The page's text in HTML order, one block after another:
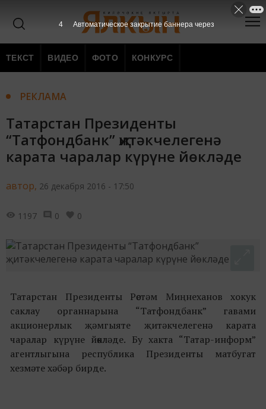
ТЕКСТ ВИДЕО ФОТО КОНКУРС
РЕКЛАМА
Татарстан Президенты
“Татфондбанк” җитәкчелегенә
карата чаралар күрүне йөкләде
автор, 26 декабря 2016 - 17:50
1197 0 0
Татарстан Президенты Рөстәм Миңнеханов хокук
саклау органнарына “Татфондбанк” гавами
акционерлык җәмгыяте җитәкчелегенә карата
чаралар күрүне йөкләде. Бу хакта “Татар-информ”
агентлыгына республика Президенты матбугат
хезмәте хәбәр бирде.
3 Автоматическое закрытие баннера через